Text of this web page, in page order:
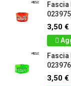
Fascia
3,50 €
Fascia
3,50 €